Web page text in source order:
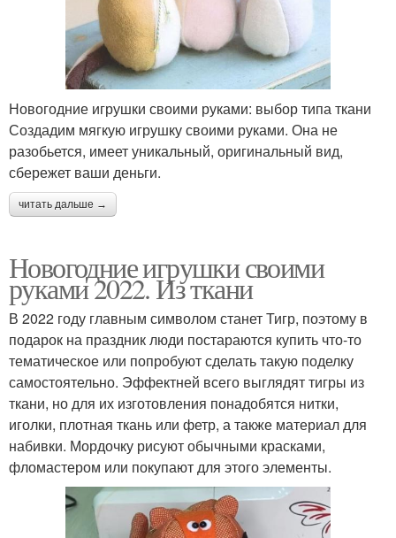
Новогодние игрушки своими руками: выбор типа ткани
Создадим мягкую игрушку своими руками. Она не
разобьется, имеет уникальный, оригинальный вид,
сбережет ваши деньги.
читать дальше →
Новогодние игрушки своими
руками 2022. Из ткани
В 2022 году главным символом станет Тигр, поэтому в
подарок на праздник люди постараются купить что-то
тематическое или попробуют сделать такую поделку
самостоятельно. Эффектней всего выглядят тигры из
ткани, но для их изготовления понадобятся нитки,
иголки, плотная ткань или фетр, а также материал для
набивки. Мордочку рисуют обычными красками,
фломастером или покупают для этого элементы.